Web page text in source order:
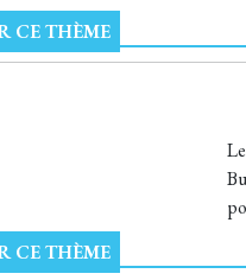
CE THÈME
CE THÈME